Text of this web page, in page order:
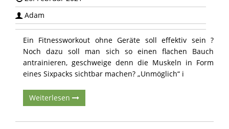
Adam
Ein Fitnessworkout ohne Geräte soll effektiv sein ?
Noch dazu soll man sich so einen flachen Bauch
antrainieren, geschweige denn die Muskeln in Form
eines Sixpacks sichtbar machen? „Unmöglich“ i
Weiterlesen